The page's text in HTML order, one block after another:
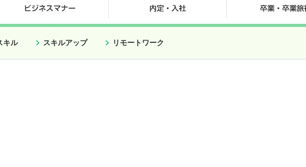
キル スキルアップ リモートワーク